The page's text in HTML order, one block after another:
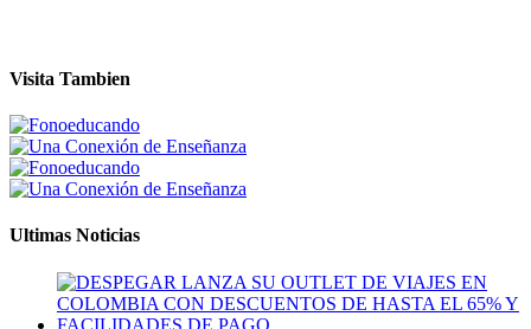
Visita Tambien
Ultimas Noticias